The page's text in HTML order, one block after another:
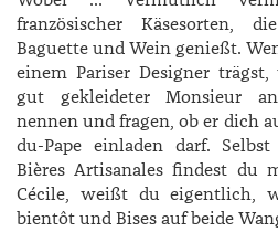
französischer Käsesorten,
Baguette und Wein genießt.
einem Pariser Designer
gut gekleideter Monsieur
nennen und fragen, ob er dich
du-Pape einladen darf.
Bières Artisanales findest du
Cécile, weißt du eigentlich,
bientôt und Bises auf beide